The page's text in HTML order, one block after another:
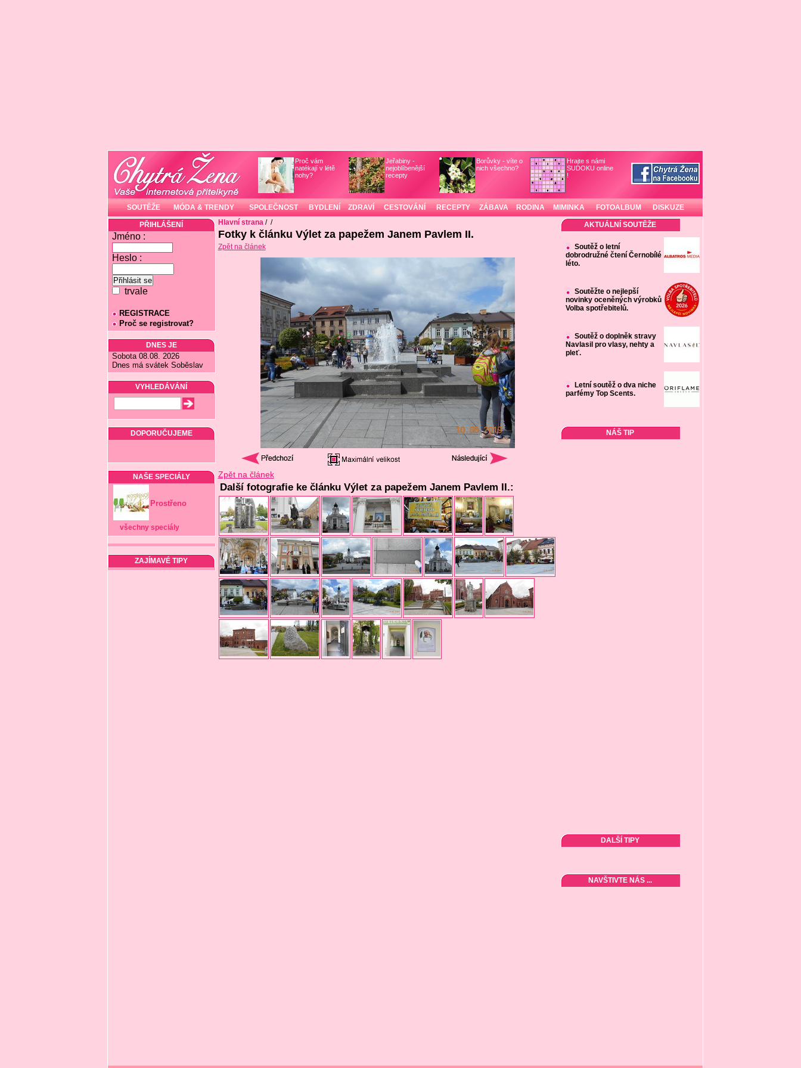
Proč vám
natékají v létě
nohy?
Jeřabiny -
nejoblíbenější
recepty
Borůvky - víte o
nich všechno?
Hrajte s námi
SUDOKU online
!
SOUTĚŽE MÓDA & TRENDY SPOLEČNOST BYDLENÍ ZDRAVÍ CESTOVÁNÍ RECEPTY ZÁBAVA RODINA MIMINKA FOTOALBUM DISKUZE
PŘIHLÁŠENÍ
Jméno :
Heslo :
trvale
REGISTRACE
Proč se registrovat?
DNES JE
Sobota 08.08. 2026
Dnes má svátek Soběslav
VYHLEDÁVÁNÍ
DOPORUČUJEME
NAŠE SPECIÁLY
Prostřeno
všechny speciály
ZAJÍMAVÉ TIPY
Hlavní strana/ /
Fotky k článku Výlet za papežem Janem Pavlem II.
Zpět na článek
Zpět na článek
Další fotografie ke článku Výlet za papežem Janem Pavlem II.:
AKTUÁLNÍ SOUTĚŽE
Soutěž o letní
dobrodružné čtení Černobílé
léto.
Soutěžte o nejlepší
novinky oceněných výrobků
Volba spotřebitelů.
Soutěž o doplněk stravy
Navlasil pro vlasy, nehty a
pleť.
Letní soutěž o dva niche
parfémy Top Scents.
NÁŠ TIP
DALŠÍ TIPY
NAVŠTIVTE NÁS ...